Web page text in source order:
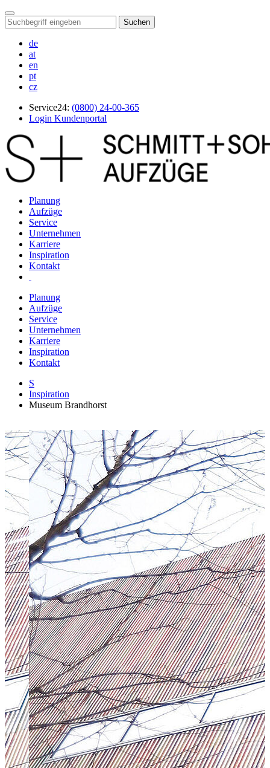
Suchen
de
at
en
pt
cz
Service24: (0800) 24-00-365
Login Kundenportal
Planung
Aufzüge
Service
Unternehmen
Karriere
Inspiration
Kontakt
Planung
Aufzüge
Service
Unternehmen
Karriere
Inspiration
Kontakt
S
Inspiration
Museum Brandhorst